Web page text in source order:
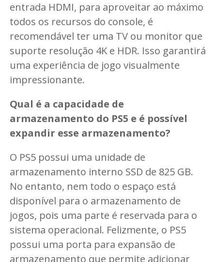
entrada HDMI, para aproveitar ao máximo
todos os recursos do console, é
recomendável ter uma TV ou monitor que
suporte resolução 4K e HDR. Isso garantirá
uma experiência de jogo visualmente
impressionante.
Qual é a capacidade de
armazenamento do PS5 e é possível
expandir esse armazenamento?
O PS5 possui uma unidade de
armazenamento interno SSD de 825 GB.
No entanto, nem todo o espaço está
disponível para o armazenamento de
jogos, pois uma parte é reservada para o
sistema operacional. Felizmente, o PS5
possui uma porta para expansão de
armazenamento que permite adicionar